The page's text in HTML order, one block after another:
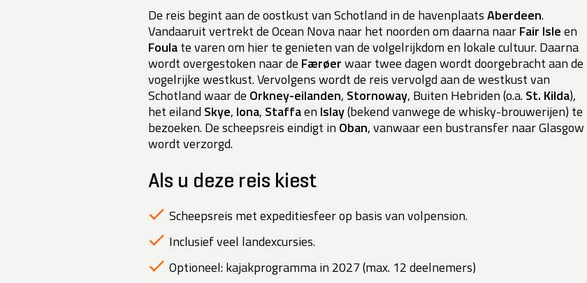
De reis begint aan de oostkust van Schotland in de havenplaatsAberdeen.
Vandaaruit vertrekt de Ocean Nova naar het noorden om daarna naarFair Isleen
Foulate varen om hier te genieten van de volgelrijkdom en lokale cultuur. Daarna
wordt overgestoken naar de Færøerwaar twee dagen wordt doorgebracht aan de
vogelrijke westkust. Vervolgens wordt de reis vervolgd aan de westkust van
Schotland waar de Orkney-eilanden, Stornoway, Buiten Hebriden (o.a.St. Kilda),
het eiland Skye, Iona, Staffaen Islay(bekend vanwege de whisky-brouwerijen) te
bezoeken. De scheepsreis eindigt in Oban, vanwaar een bustransfer naar Glasgow
wordt verzorgd.
Als u deze reis kiest
Scheepsreis met expeditiesfeer op basis van volpension.
Inclusief veel landexcursies.
Optioneel: kajakprogramma in 2027 (max. 12 deelnemers)